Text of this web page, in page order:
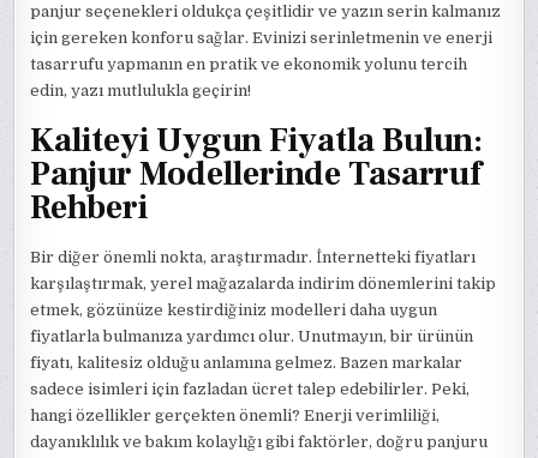
panjur seçenekleri oldukça çeşitlidir ve yazın serin kalmanız
için gereken konforu sağlar. Evinizi serinletmenin ve enerji
tasarrufu yapmanın en pratik ve ekonomik yolunu tercih
edin, yazı mutlulukla geçirin!
Kaliteyi Uygun Fiyatla Bulun:
Panjur Modellerinde Tasarruf
Rehberi
Bir diğer önemli nokta, araştırmadır. İnternetteki fiyatları
karşılaştırmak, yerel mağazalarda indirim dönemlerini takip
etmek, gözünüze kestirdiğiniz modelleri daha uygun
fiyatlarla bulmanıza yardımcı olur. Unutmayın, bir ürünün
fiyatı, kalitesiz olduğu anlamına gelmez. Bazen markalar
sadece isimleri için fazladan ücret talep edebilirler. Peki,
hangi özellikler gerçekten önemli? Enerji verimliliği,
dayanıklılık ve bakım kolaylığı gibi faktörler, doğru panjuru